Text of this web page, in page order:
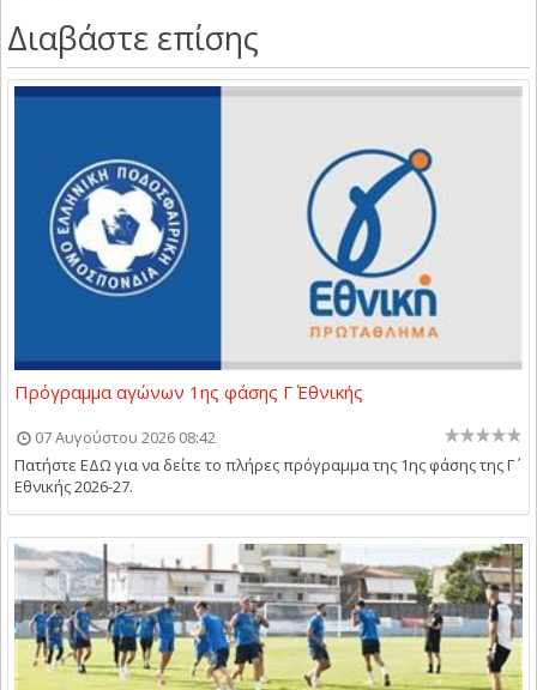
Διαβάστε επίσης
Πρόγραμμα αγώνων 1ης φάσης Γ΄ Εθνικής
07 Αυγούστου 2026 08:42
Πατήστε ΕΔΩ για να δείτε το πλήρες πρόγραμμα της 1ης φάσης της Γ΄
Εθνικής 2026-27.